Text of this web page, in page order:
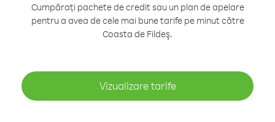
Cumpărați pachete de credit sau un plan de apelare
pentru a avea de cele mai bune tarife pe minut către
Coasta de Fildeş.
Vizualizare tarife